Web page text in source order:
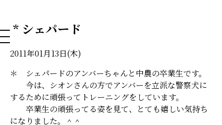
* シェパード
2011年01月13日(木)
＊ シェパードのアンバーちゃんと中農の卒業生です。
今は、シオンさんの方でアンバーを立派な警察犬に
するために頑張ってトレーニングをしています。
卒業生の頑張ってる姿を見て、とても嬉しい気持ち
になりました。＾＾